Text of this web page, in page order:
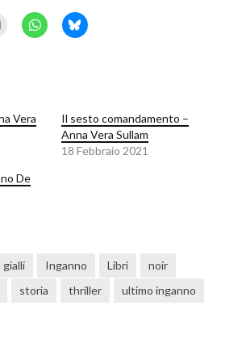
Vera
Il sesto comandamento –
Anna Vera Sullam
18 Febbraio 2021
De
gialli Inganno Libri
noir
storia thriller
ultimo inganno